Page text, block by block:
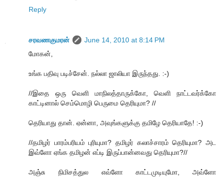
Reply
சரவணகுமரன்
June 14, 2010 at 8:14 PM
மோகன்,
உங்க பதிவு படிச்சேன். நல்லா ஜாலியா இருந்தது. :-)
//இதை ஒரு வெளி மாநிலத்தாருக்கோ, வெளி நாட்டவர்க்கோ
காட்டினால் செம்மொழி பெருமை தெரியுமா? //
தெரியாது தான். ஏன்னா, அவுங்களுக்கு தமிழே தெரியாதே! :-)
//தமிழர் பாரம்பரியம் புரியுமா? தமிழர் கலாச்சாரம் தெரியுமா? அட
இவ்ளோ ஏங்க தமிழன் எப்டி இருப்பான்னவது தெரியுமா?//
அஞ்சு நிமிசத்துல எவ்ளோ காட்டமுடியுமோ, அவ்ளோ